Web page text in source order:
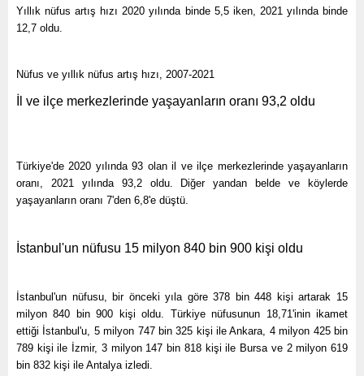
Yıllık nüfus artış hızı 2020 yılında binde 5,5 iken, 2021 yılında binde
12,7 oldu.
Nüfus ve yıllık nüfus artış hızı, 2007-2021
İl ve ilçe merkezlerinde yaşayanların oranı 93,2 oldu
Türkiye'de 2020 yılında 93 olan il ve ilçe merkezlerinde yaşayanların
oranı, 2021 yılında 93,2 oldu. Diğer yandan belde ve köylerde
yaşayanların oranı 7'den 6,8'e düştü.
İstanbul'un nüfusu 15 milyon 840 bin 900 kişi oldu
İstanbul'un nüfusu, bir önceki yıla göre 378 bin 448 kişi artarak 15
milyon 840 bin 900 kişi oldu. Türkiye nüfusunun 18,71'inin ikamet
ettiği İstanbul'u, 5 milyon 747 bin 325 kişi ile Ankara, 4 milyon 425 bin
789 kişi ile İzmir, 3 milyon 147 bin 818 kişi ile Bursa ve 2 milyon 619
bin 832 kişi ile Antalya izledi.